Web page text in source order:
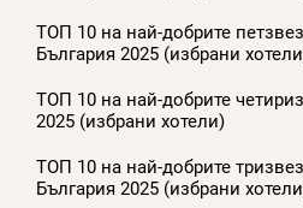
ТОП 10 на най-добрите
България 2025 (избрани
ТОП 10 на най-добрите
2025 (избрани хотели)
ТОП 10 на най-добрите
България 2025 (избрани